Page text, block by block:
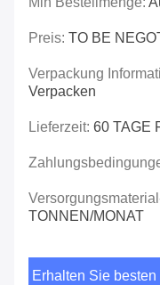
Preis: TO BE
Verpackung
Verpacken
Lieferzeit: 60 TAGE
TONNEN/MONAT
Erhalten Sie besten